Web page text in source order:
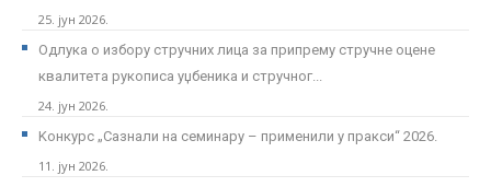
25. јун 2026.
Одлука о избору стручних лица за припрему стручне оцене
квалитета рукописа уџбеника и стручног...
24. јун 2026.
Kонкурс „Сазнали на семинару – применили у пракси“ 2026.
11. јун 2026.